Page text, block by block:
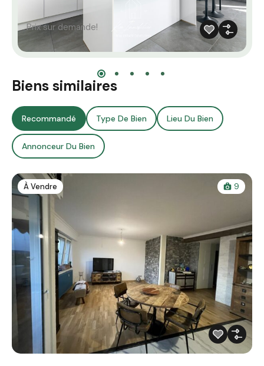
Prix sur demande!
Biens similaires
Recommandé Type De Bien Lieu Du Bien
Annonceur Du Bien
À Vendre 9